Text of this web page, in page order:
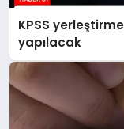
KPSS
yapılacak